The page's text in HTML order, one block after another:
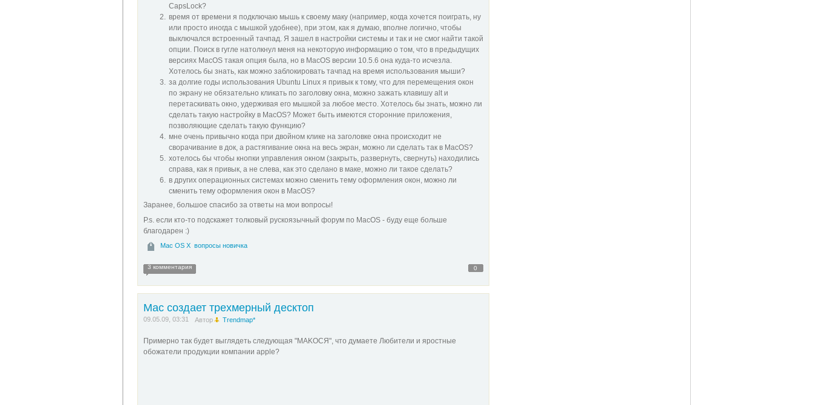
CapsLock?
время от времени я подключаю мышь к своему маку (например, когда хочется поиграть, ну
или просто иногда с мышкой удобнее), при этом, как я думаю, вполне логично, чтобы
выключался встроенный тачпад. Я зашел в настройки системы и так и не смог найти такой
опции. Поиск в гугле натолкнул меня на некоторую информацию о том, что в предыдущих
версиях MacOS такая опция была, но в MacOS версии 10.5.6 она куда-то исчезла.
Хотелось бы знать, как можно заблокировать тачпад на время использования мыши?
за долгие годы использования Ubuntu Linux я привык к тому, что для перемещения окон
по экрану не обязательно кликать по заголовку окна, можно зажать клавишу alt и
перетаскивать окно, удерживая его мышкой за любое место. Хотелось бы знать, можно ли
сделать такую настройку в MacOS? Может быть имеются сторонние приложения,
позволяющие сделать такую функцию?
мне очень привычно когда при двойном клике на заголовке окна происходит не
сворачивание в док, а растягивание окна на весь экран, можно ли сделать так в MacOS?
хотелось бы чтобы кнопки управления окном (закрыть, развернуть, свернуть) находились
справа, как я привык, а не слева, как это сделано в маке, можно ли такое сделать?
в других операционных системах можно сменить тему оформления окон, можно ли
сменить тему оформления окон в MacOS?
Заранее, большое спасибо за ответы на мои вопросы!
P.s. если кто-то подскажет толковый рускоязычный форум по MacOS - буду еще больше
благодарен :)
Mac OS X вопросы новичка
0
3 комментария
Мас создает трехмерный десктоп
09.05.09, 03:31 Автор Trendmap*
Примерно так будет выглядеть следующая "МАKОСЯ", что думаете Любители и яростные
обожатели продукции компании apple?